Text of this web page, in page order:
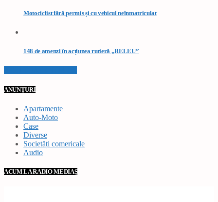
Motociclist fără permis și cu vehicul neînmatriculat
148 de amenzi în acțiunea rutieră „RELEU”
ANUNȚURI
Apartamente
Auto-Moto
Case
Diverse
Societăți comericale
Audio
ACUM LA RADIO MEDIAȘ